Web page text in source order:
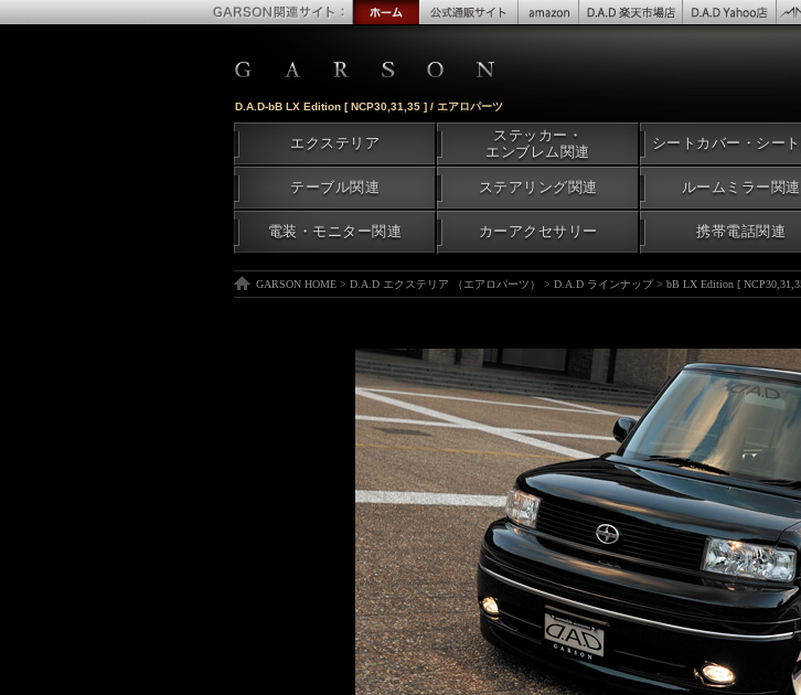
D.A.D-bB LX Edition [ NCP30,31,35 ] / エアロパーツ
エクステリア
ステッカー・
エンブレム関連
シートカバー・シー
テーブル関連 ステアリング関連 ルームミラー関連
電装・モニター関連 カーアクセサリー 携帯電話関連
GARSON HOME > D.A.D エクステリア （エアロパーツ） > D.A.D ラインナップ> bB LX Edition [